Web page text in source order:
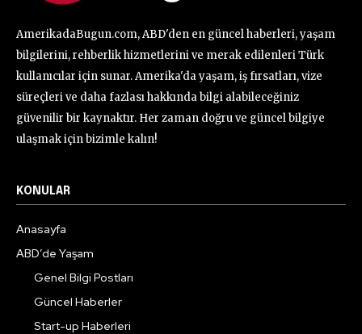
AmerikadaBugun.com, ABD'den en güncel haberleri, yaşam
bilgilerini, rehberlik hizmetlerini ve merak edilenleri Türk
kullanıcılar için sunar. Amerika'da yaşam, iş fırsatları, vize
süreçleri ve daha fazlası hakkında bilgi alabileceğiniz
güvenilir bir kaynaktır. Her zaman doğru ve güncel bilgiye
ulaşmak için bizimle kalın!
KONULAR
Anasayfa
ABD’de Yaşam
Genel Bilgi Postları
Güncel Haberler
Start-up Haberleri